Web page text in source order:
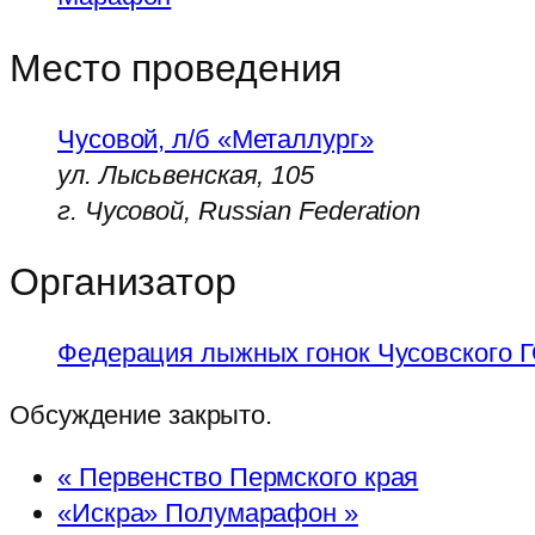
Место проведения
Чусовой, л/б «Металлург»
ул. Лысьвенская, 105
г. Чусовой, Russian Federation
Организатор
Федерация лыжных гонок Чусовского
Обсуждение закрыто.
«Первенство Пермского края
«Искра» Полумарафон »